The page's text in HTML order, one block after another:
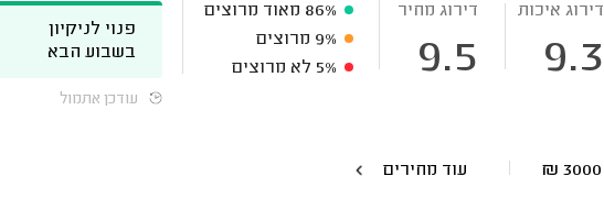
דירוג איכות
9.3
דירוג מחיר
9.5
86% מאוד מרוצים
9% מרוצים
5% לא מרוצים
פנוי לניקיון
בשבוע הבא
עודכן אתמול
₪ עוד מחירים